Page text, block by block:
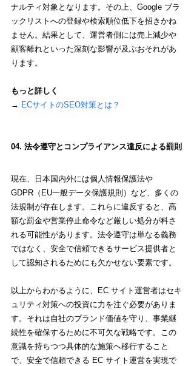
ナルティ対象となります。その上、Google ブラ
ックリストへの登録や検索順位低下を招きかね
ません。結果として、運営者側には売上減少や
顧客離れといった深刻な影響が及ぶおそれがあ
ります。
もっと詳しく
→ ECサイトのSEO対策とは？
04. 法令遵守とコンプライアンス違反による罰則
現在、日本国内外には個人情報保護法や
GDPR（EU一般データ保護規則）など、多くの
法規制が存在します。これらに違反すると、高
額な罰金や営業停止命令など厳しい処分が科さ
れる可能性があります。法令遵守は単なる義務
ではなく、安全で信頼できるサービス提供者と
して認知されるためにも欠かせない要素です。
以上からわかるように、EC サイト運営者はセキ
ュリティ対策への投資に力を注ぐ必要がありま
す。それは自社のブランド価値を守り、事業継
続性を確保するために不可欠な戦略です。この
意識を持ちつつ具体的な施策へ移行すること
で、安全で信頼できる EC サイト運営を実現で